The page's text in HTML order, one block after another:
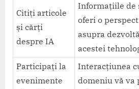
Citiți articole
și cărți
despre IA
Informațiile de
oferi o
asupra
acestei
Participați la
evenimente
Interacțiunea
domeniu vă va